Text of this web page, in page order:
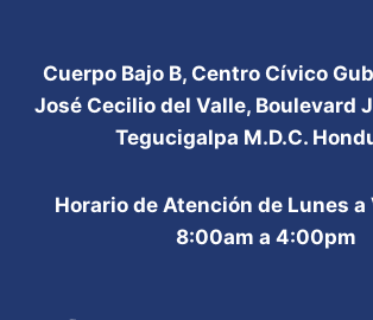
Cuerpo Bajo B, Centro Cívico
José Cecilio del Valle, Boulevard
Tegucigalpa M.D.C.
Horario de Atención de Lunes a
8:00am a 4:00pm